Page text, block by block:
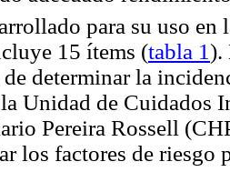
para su uso en
15 ítems (tabla 1).
determinar la
Unidad de Cuidados
Pereira Rossell
los factores de riesgo